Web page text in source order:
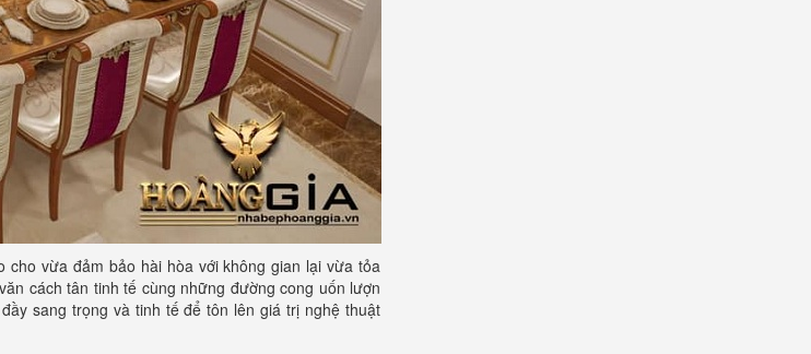
vừa đảm bảo hài hòa với không gian lại vừa tỏa
cách tân tinh tế cùng những đường cong uốn lượn
sang trọng và tinh tế để tôn lên giá trị nghệ thuật